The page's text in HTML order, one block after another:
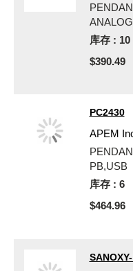
库存 : 10
$390.49
PC2430
APEM
PB,USB
库存 : 6
$464.96